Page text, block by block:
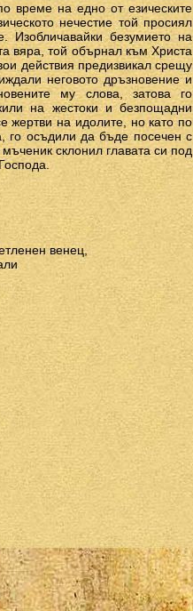
време на едно от езическите
нечестие той просиял
Изобличавайки безумието на
вяра, той обърнал към Христа
действия предизвикал срещу
неговото дръзновение и
му слова, затова го
на жестоки и безпощадни
жертви на идолите, но като по
го осъдили да бъде посечен с
склонил главата си под
венец,